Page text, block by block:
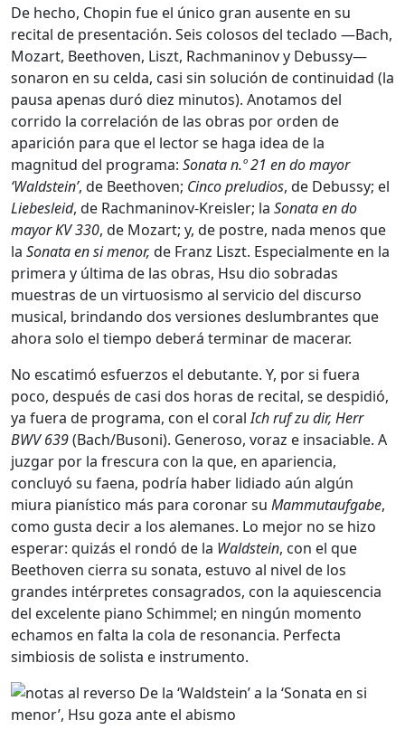
De hecho, Chopin fue el único gran ausente en su
recital de presentación. Seis colosos del teclado —Bach,
Mozart, Beethoven, Liszt, Rachmaninov y Debussy—
sonaron en su celda, casi sin solución de continuidad (la
pausa apenas duró diez minutos). Anotamos del
corrido la correlación de las obras por orden de
aparición para que el lector se haga idea de la
magnitud del programa: Sonata n.º 21 en do mayor
‘Waldstein’, de Beethoven; Cinco preludios, de Debussy; el
Liebesleid, de Rachmaninov-Kreisler; la Sonata en do
mayor KV 330, de Mozart; y, de postre, nada menos que
la Sonata en si menor, de Franz Liszt. Especialmente en la
primera y última de las obras, Hsu dio sobradas
muestras de un virtuosismo al servicio del discurso
musical, brindando dos versiones deslumbrantes que
ahora solo el tiempo deberá terminar de macerar.
No escatimó esfuerzos el debutante. Y, por si fuera
poco, después de casi dos horas de recital, se despidió,
ya fuera de programa, con el coralIch ruf zu dir, Herr
BWV 639(Bach/Busoni). Generoso, voraz e insaciable. A
juzgar por la frescura con la que, en apariencia,
concluyó su faena, podría haber lidiado aún algún
miura pianístico más para coronar su Mammutaufgabe,
como gusta decir a los alemanes. Lo mejor no se hizo
esperar: quizás el rondó de la Waldstein, con el que
Beethoven cierra su sonata, estuvo al nivel de los
grandes intérpretes consagrados, con la aquiescencia
del excelente piano Schimmel; en ningún momento
echamos en falta la cola de resonancia. Perfecta
simbiosis de solista e instrumento.